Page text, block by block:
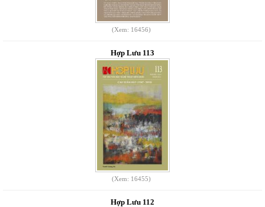
(Xem: 16456)
Hợp Lưu 113
(Xem: 16455)
Hợp Lưu 112